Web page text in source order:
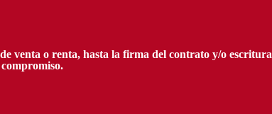
venta o renta, hasta la firma del contrato y/o